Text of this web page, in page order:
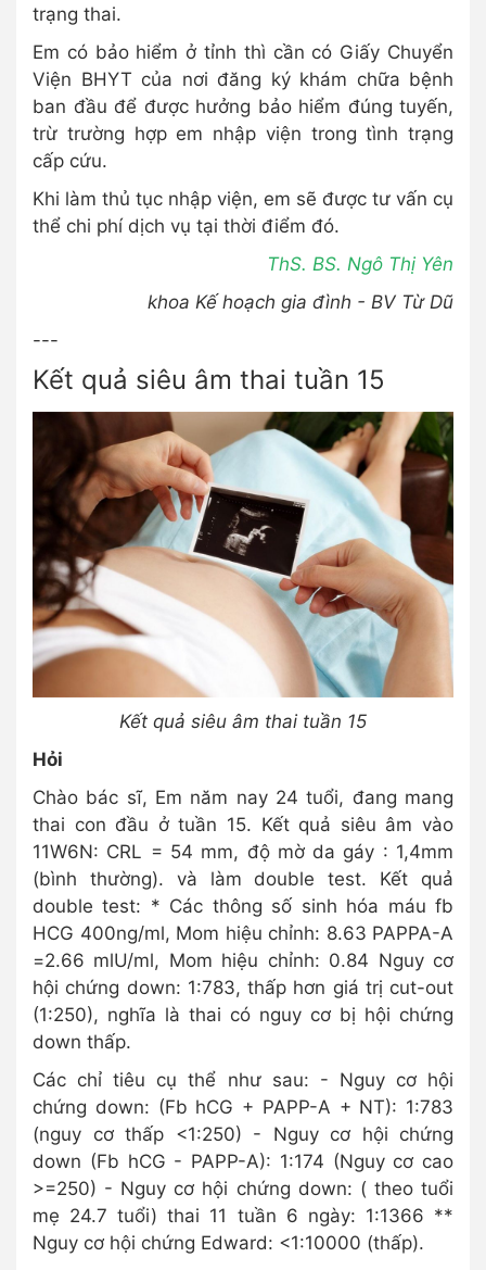
trạng thai.
Em có bảo hiểm ở tỉnh thì cần có Giấy Chuyển
Viện BHYT của nơi đăng ký khám chữa bệnh
ban đầu để được hưởng bảo hiểm đúng tuyến,
trừ trường hợp em nhập viện trong tình trạng
cấp cứu.
Khi làm thủ tục nhập viện, em sẽ được tư vấn cụ
thể chi phí dịch vụ tại thời điểm đó.
ThS. BS. Ngô Thị Yên
khoa Kế hoạch gia đình - BV Từ Dũ
---
Kết quả siêu âm thai tuần 15
Kết quả siêu âm thai tuần 15
Hỏi
Chào bác sĩ, Em năm nay 24 tuổi, đang mang
thai con đầu ở tuần 15. Kết quả siêu âm vào
11W6N: CRL = 54 mm, độ mờ da gáy : 1,4mm
(bình thường). và làm double test. Kết quả
double test: * Các thông số sinh hóa máu fb
HCG 400ng/ml, Mom hiệu chỉnh: 8.63 PAPPA-A
=2.66 mlU/ml, Mom hiệu chỉnh: 0.84 Nguy cơ
hội chứng down: 1:783, thấp hơn giá trị cut-out
(1:250), nghĩa là thai có nguy cơ bị hội chứng
down thấp.
Các chỉ tiêu cụ thể như sau: - Nguy cơ hội
chứng down: (Fb hCG + PAPP-A + NT): 1:783
(nguy cơ thấp <1:250) - Nguy cơ hội chứng
down (Fb hCG - PAPP-A): 1:174 (Nguy cơ cao
>=250) - Nguy cơ hội chứng down: ( theo tuổi
mẹ 24.7 tuổi) thai 11 tuần 6 ngày: 1:1366 **
Nguy cơ hội chứng Edward: <1:10000 (thấp).